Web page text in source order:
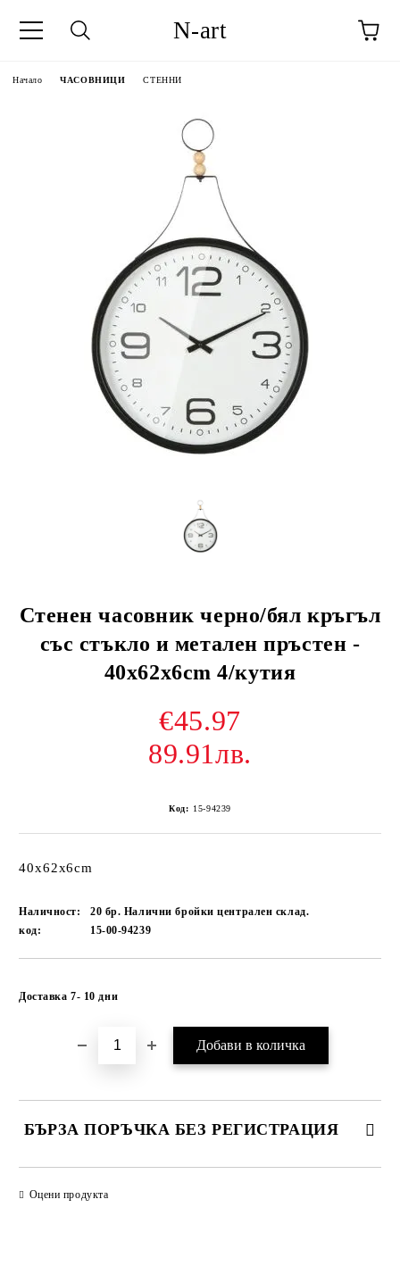
N-art
Начало ЧАСОВНИЦИ СТЕННИ
Стенен часовник черно/бял кръгъл
със стъкло и метален пръстен -
40x62x6cm 4/кутия
€45.97
89.91лв.
Код: 15-94239
40x62x6cm
Наличност:
20 бр. Налични бройки централен склад.
код:
15-00-94239
Доставка 7- 10 дни
БЪРЗА ПОРЪЧКА БЕЗ РЕГИСТРАЦИЯ
Оцени продукта